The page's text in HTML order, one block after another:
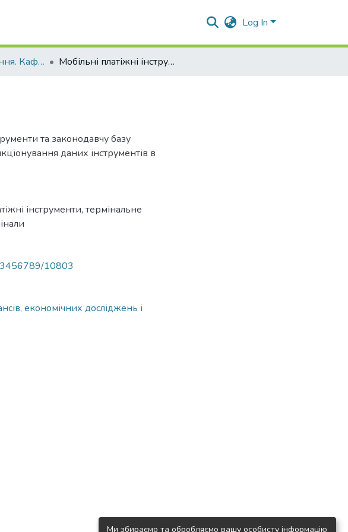
Log In
Друковані видання. Кафедра фінансів, економічних досліджень і туризму Мобільні платіжні інструменти
та законодавчу базу
даних інструментів в
інструменти, термінальне
10803
економічних досліджень і
Ми збираємо та обробляємо вашу особисту інформацію